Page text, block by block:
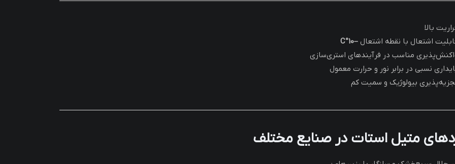
بالا
اشتعال با نقطه اشتعال –10°C
مناسب در فرآیندهای استری‌سازی
نسبی در برابر نور و حرارت معمول
بیولوژیک و سمیت کم
متیل استات در صنایع مختلف